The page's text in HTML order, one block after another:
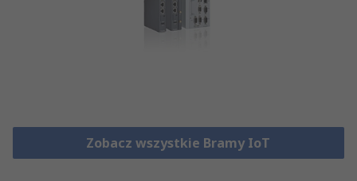
Zobacz wszystkie Bramy IoT